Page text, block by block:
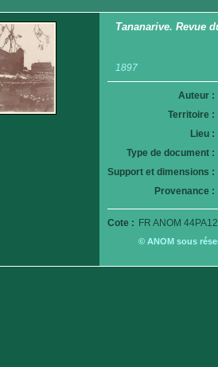
Tananarive. Revue
1897
Auteur :
Territoire :
Lieu :
Type de document :
Support et dimensions :
Provenance :
Cote : FR ANOM
© ANOM sous